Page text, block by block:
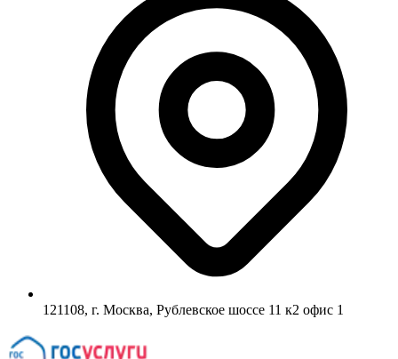
121108, г. Москва, Рублевское шоссе 11 к2 офис 1